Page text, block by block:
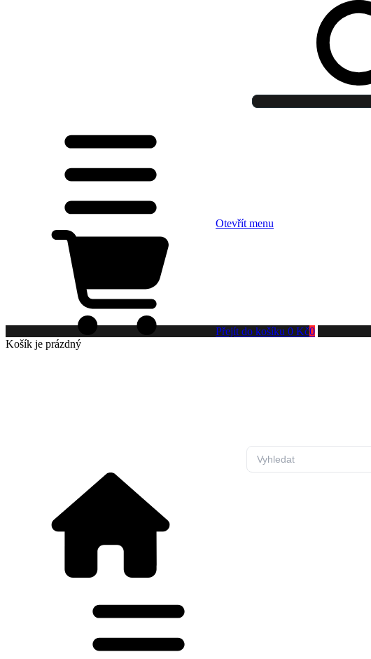
Otevřít menu
Přejít do košíku 0 Kč0
Košík je prázdný